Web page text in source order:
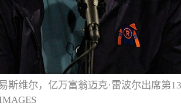
斯维尔，亿万富翁迈克·雷波尔出席第